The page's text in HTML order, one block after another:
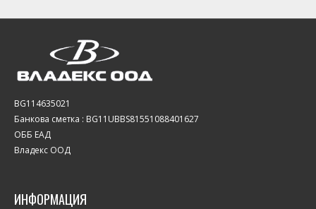
BG114635021
Банкова сметка : BG11UBBS81551088401627
ОББ ЕАД
Владекс ООД
ИНФОРМАЦИЯ